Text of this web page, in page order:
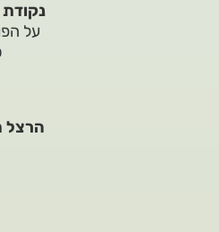
נקודת
על
הרצל